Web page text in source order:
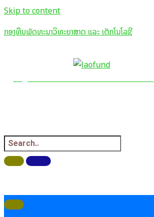
Skip to content
ກອງທຶນພັດທະນາວິທະຍາສາດ ແລະ ເຕັກໂນໂລຊີ
ກອງທຶນພັດທະນາວິທະຍາສາດ ແລະ ເຕັກໂນໂລຊີ